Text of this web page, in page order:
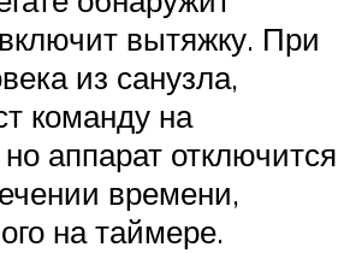
вытяжку. При
из санузла,
команду на
аппарат отключится
времени,
на таймере.